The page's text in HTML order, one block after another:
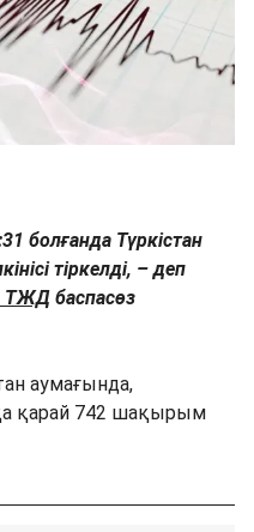
болғанда Түркістан
тіркелді, – деп
ТЖД баспасөз
аумағында,
қарай 742 шақырым